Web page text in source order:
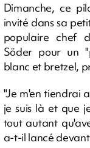
Dimanche, ce
invité dans sa
populaire chef
Söder pour un
blanc et bretzel,
"Je m'en tiendrai
je suis là et que
tout autant
a-t-il lancé